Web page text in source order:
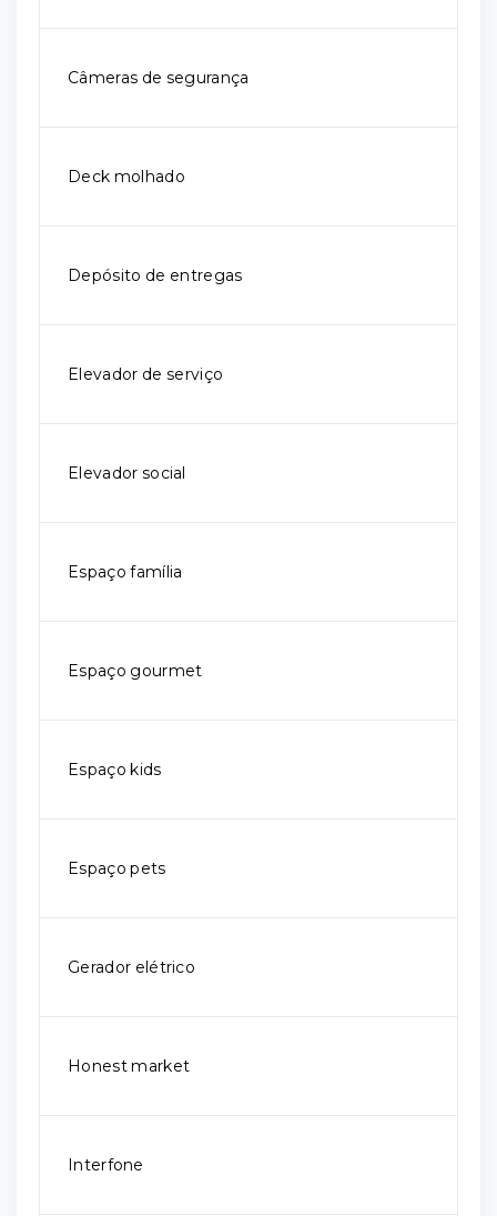
Câmeras de segurança
Deck molhado
Depósito de entregas
Elevador de serviço
Elevador social
Espaço família
Espaço gourmet
Espaço kids
Espaço pets
Gerador elétrico
Honest market
Interfone